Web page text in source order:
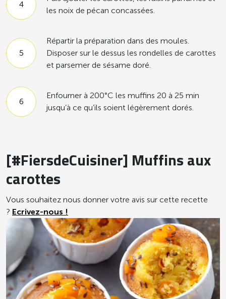
les noix de pécan concassées.
Répartir la préparation dans des moules.
Disposer sur le dessus les rondelles de carottes
et parsemer de sésame doré.
Enfourner à 200°C les muffins 20 à 25 min
jusqu’à ce qu’ils soient légèrement dorés.
[#FiersdeCuisiner] Muffins aux
carottes
Vous souhaitez nous donner votre avis sur cette recette
? Ecrivez-nous !